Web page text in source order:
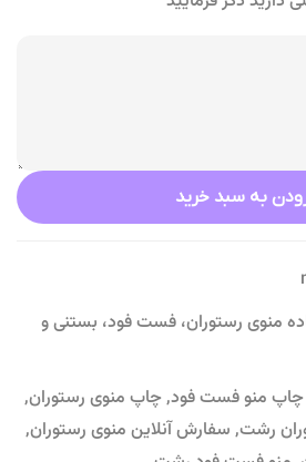
به سبد خرید
منوی رستوران، فست فود، بستنی و
چاپ منو فست فود,چاپ منوی رستوران,
رشت, سفارش آنلاین منوی رستوران,